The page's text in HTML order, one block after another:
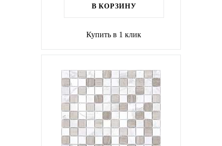
В КОРЗИНУ
Купить в 1 клик